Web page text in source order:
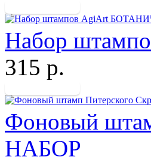
Набор
315 р.
Фоновый
НАБОР